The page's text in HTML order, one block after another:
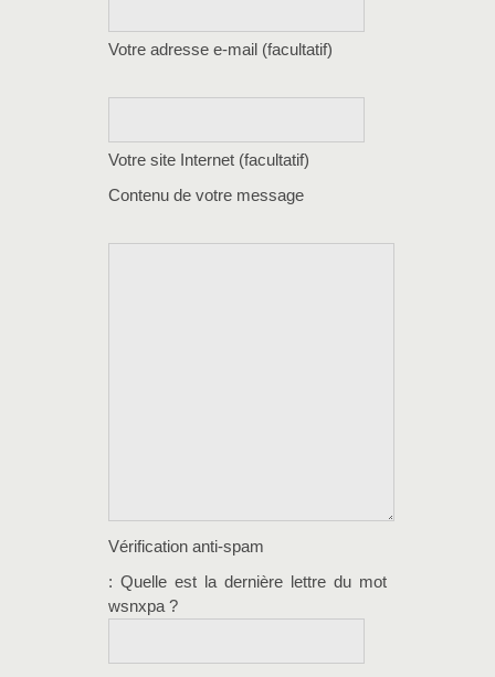
Votre adresse e-mail (facultatif)
Votre site Internet (facultatif)
Contenu de votre message
Vérification anti-spam
: Quelle est la dernière lettre du mot
wsnxpa ?